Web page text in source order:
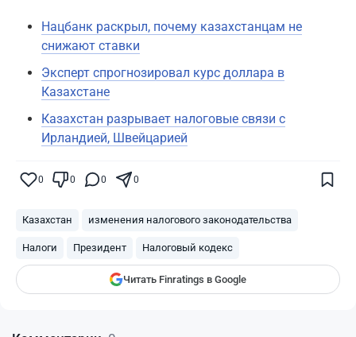
Нацбанк раскрыл, почему казахстанцам не
снижают ставки
Эксперт спрогнозировал курс доллара в
Казахстане
Казахстан разрывает налоговые связи с
Ирландией, Швейцарией
0 0 0 0
Казахстан изменения налогового законодательства
Налоги Президент Налоговый кодекс
Читать Finratings в Google
Поставьте галочку рядом с
Finratings